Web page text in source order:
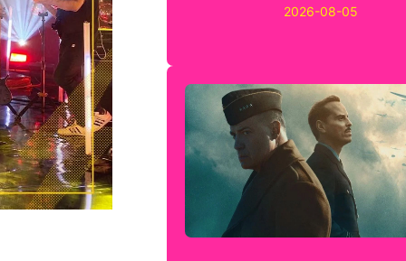
2026-08-05